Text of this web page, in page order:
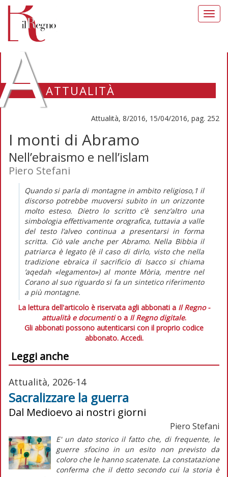
ATTUALITÀ
Attualità, 8/2016, 15/04/2016, pag. 252
I monti di Abramo
Nell’ebraismo e nell’islam
Piero Stefani
Quando si parla di montagne in ambito religioso,1 il
discorso potrebbe muoversi subito in un orizzonte
molto esteso. Dietro lo scritto c’è senz’altro una
simbologia effettivamente orografica, tuttavia a valle
del testo l’alveo continua a presentarsi in forma
scritta. Ciò vale anche per Abramo. Nella Bibbia il
patriarca è legato (è il caso di dirlo, visto che nella
tradizione ebraica il sacrificio di Isacco si chiama
’aqedah «legamento») al monte Mòria, mentre nel
Corano al suo riguardo si fa un sintetico riferimento
a più montagne.
La lettura dell'articolo è riservata agli abbonati a Il Regno -
attualità e documentio a Il Regno digitale.
Gli abbonati possono autenticarsi con il proprio codice
abbonato. Accedi.
Leggi anche
Attualità, 2026-14
Sacralizzare la guerra
Dal Medioevo ai nostri giorni
Piero Stefani
E' un dato storico il fatto che, di frequente, le
guerre sfocino in un esito non previsto da
coloro che le hanno scatenate. La constatazione
conferma che il detto secondo cui la storia è